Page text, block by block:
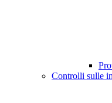
Controlli sulle